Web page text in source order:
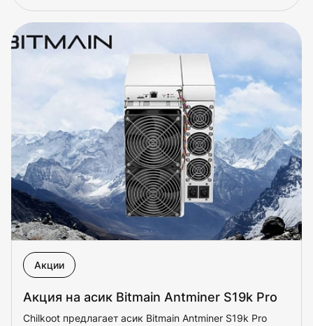
Акции
Акция на асик Bitmain Antminer S19k Pro
Chilkoot предлагает асик Bitmain Antminer S19k Pro